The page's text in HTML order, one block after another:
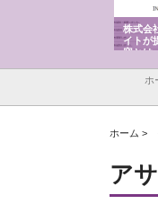
株式会
イトが
容とは
ホ
ホーム >
ア